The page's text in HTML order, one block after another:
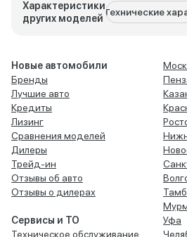
Характеристики
других моделей
Технические
Новые автомобили
Бренды
Лучшие авто
Кредиты
Лизинг
Сравнения моделей
Дилеры
Трейд-ин
Отзывы об авто
Отзывы о дилерах
Сервисы и ТО
Техническое обслуживание
Уфа